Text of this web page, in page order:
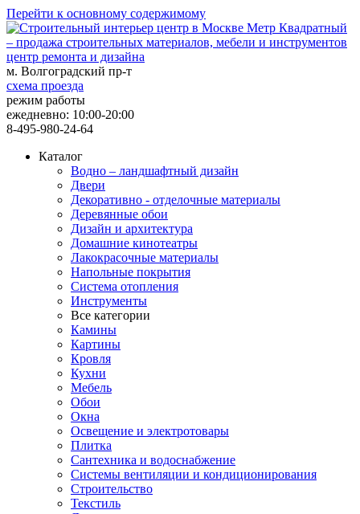
Перейти к основному содержимому
центр ремонта и дизайна
м. Волгоградский пр-т
схема проезда
режим работы
ежедневно: 10:00-20:00
8-495-980-24-64
Каталог
Водно – ландшафтный дизайн
Двери
Декоративно - отделочные материалы
Деревянные обои
Дизайн и архитектура
Домашние кинотеатры
Лакокрасочные материалы
Напольные покрытия
Система отопления
Инструменты
Все категории
Камины
Картины
Кровля
Кухни
Мебель
Обои
Окна
Освещение и электротовары
Плитка
Сантехника и водоснабжение
Системы вентиляции и кондиционирования
Строительство
Текстиль